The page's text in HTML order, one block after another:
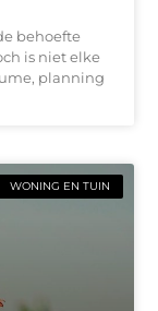
behoefte
is niet elke
planning
WONING EN TUIN